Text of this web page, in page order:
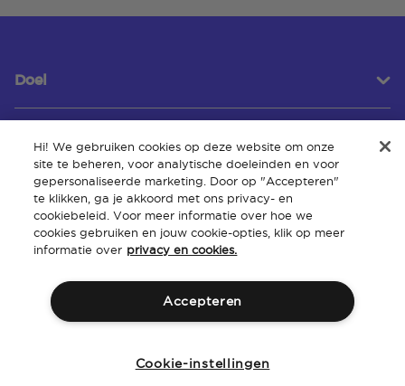
Doel
Klantenservice
Over
Hi! We gebruiken cookies op deze website om onze
site te beheren, voor analytische doeleinden en voor
gepersonaliseerde marketing. Door op "Accepteren"
te klikken, ga je akkoord met ons privacy- en
cookiebeleid. Voor meer informatie over hoe we
cookies gebruiken en jouw cookie-opties, klik op meer
informatie over privacy en cookies.
Accepteren
Cookie-instellingen